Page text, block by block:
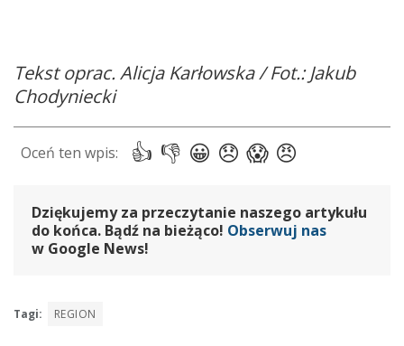
Tekst oprac. Alicja Karłowska / Fot.: Jakub
Chodyniecki
Dziękujemy za przeczytanie naszego artykułu
do końca. Bądź na bieżąco! Obserwuj nas
w Google News!
Tagi: REGION